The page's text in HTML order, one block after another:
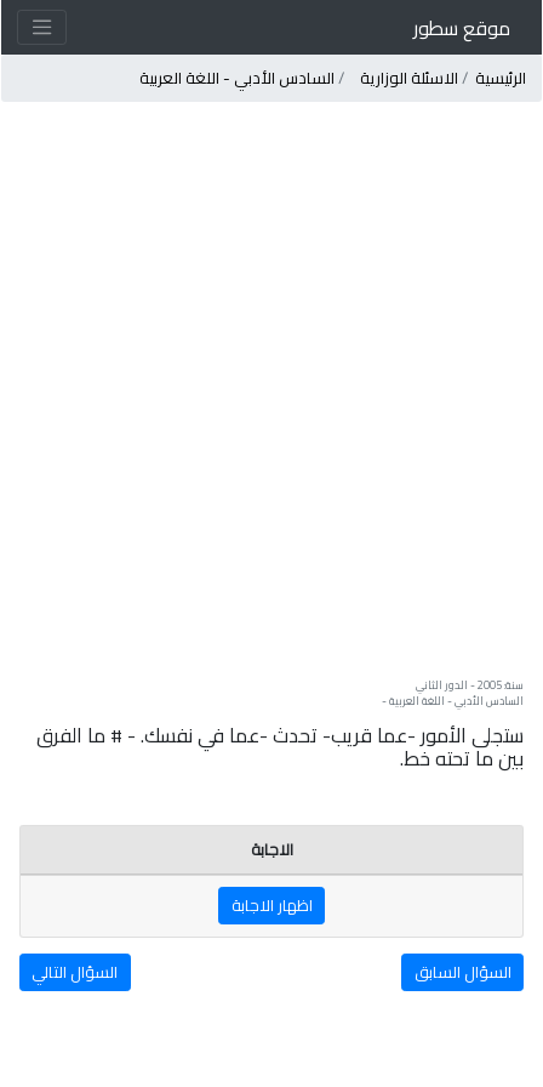
موقع سطور
الرئيسية الاسئلة الوزارية السادس الأدبي - اللغة العربية
سنة: 2005 - الدور الثاني
السادس الأدبي - اللغة العربية -
ستجلى الأمور -عما قريب- تحدث -عما في نفسك. - # ما الفرق
بين ما تحته خط.
الاجابة
اظهار الاجابة
السؤال السابق السؤال التالي